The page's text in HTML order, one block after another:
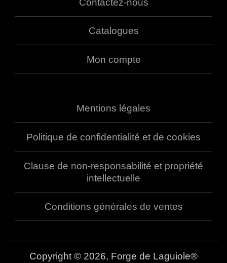
Catalogues
Mon compte
Mentions légales
Politique de confidentialité et de cookies
Clause de non-responsabilité et propriété
intellectuelle
Conditions générales de ventes
Copyright © 2026, Forge de Laguiole®